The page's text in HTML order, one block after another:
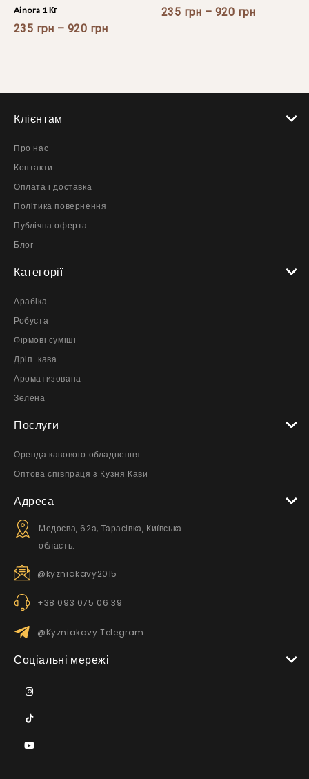
Ainora 1 Кг
235 грн –920 грн
235 грн –920 грн
Клієнтам
Про нас
Контакти
Оплата і доставка
Політика повернення
Публічна оферта
Блог
Категорії
Арабіка
Робуста
Фірмові суміші
Дріп-кава
Ароматизована
Зелена
Послуги
Оренда кавового обладнення
Оптова співпраця з Кузня Кави
Адреса
Медоєва, 62а, Тарасівка, Київська
область.
@kyzniakavy2015
+38 093 075 06 39
@Kyzniakavy Telegram
Соціальні мережі